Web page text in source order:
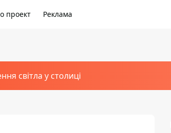
проект Реклама
світла у столиці